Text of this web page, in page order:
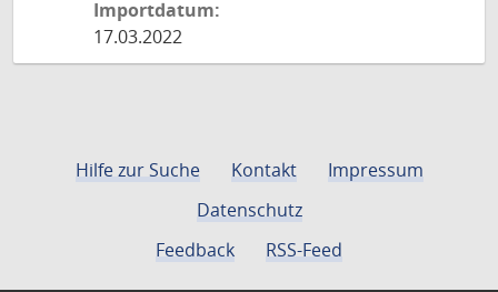
Importdatum:
17.03.2022
Hilfe zur Suche Kontakt
Impressum
Datenschutz
Feedback
RSS-Feed